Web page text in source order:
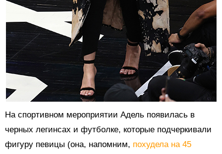
На спортивном мероприятии Адель появилась в
черных легинсах и футболке, которые подчеркивали
фигуру певицы (она, напомним, похудела на 45